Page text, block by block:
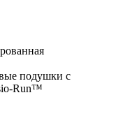
подушки с
Run™